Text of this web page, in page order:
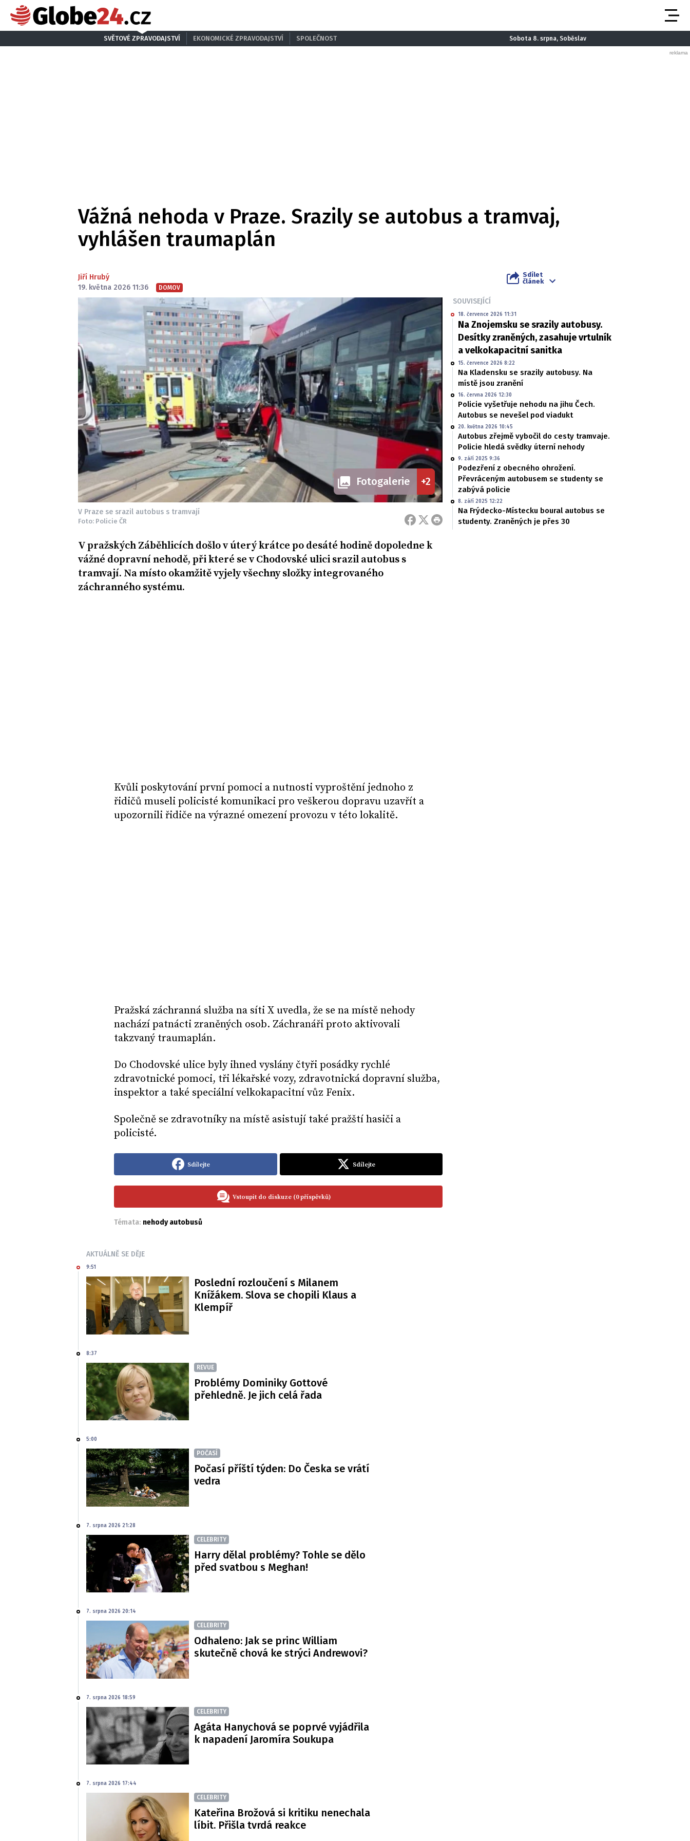
SVĚTOVÉ ZPRAVODAJSTVÍ EKONOMICKÉ ZPRAVODAJSTVÍ SPOLEČNOST Sobota 8. srpna, Soběslav
Vážná nehoda v Praze. Srazily se autobus a tramvaj,
vyhlášen traumaplán
Jiří Hrubý
19. května 2026 11:36
DOMOV
Sdílet
článek
Fotogalerie +2
V Praze se srazil autobus s tramvají
Foto: Policie ČR
V pražských Záběhlicích došlo v úterý krátce po desáté hodině dopoledne k
vážné dopravní nehodě, při které se v Chodovské ulici srazil autobus s
tramvají. Na místo okamžitě vyjely všechny složky integrovaného
záchranného systému.
Kvůli poskytování první pomoci a nutnosti vyproštění jednoho z
řidičů museli policisté komunikaci pro veškerou dopravu uzavřít a
upozornili řidiče na výrazné omezení provozu v této lokalitě.
Pražská záchranná služba na síti X uvedla, že se na místě nehody
nachází patnácti zraněných osob. Záchranáři proto aktivovali
takzvaný traumaplán.
Do Chodovské ulice byly ihned vyslány čtyři posádky rychlé
zdravotnické pomoci, tři lékařské vozy, zdravotnická dopravní služba,
inspektor a také speciální velkokapacitní vůz Fenix.
Společně se zdravotníky na místě asistují také pražští hasiči a
policisté.
Sdílejte Sdílejte
Vstoupit do diskuze (0 příspěvků)
Témata: nehody autobusů
SOUVISEJÍCÍ
18. července 2026 11:31
Na Znojemsku se srazily autobusy.
Desítky zraněných, zasahuje vrtulník
a velkokapacitní sanitka
15. července 2026 8:22
Na Kladensku se srazily autobusy. Na
místě jsou zranění
16. června 2026 12:30
Policie vyšetřuje nehodu na jihu Čech.
Autobus se nevešel pod viadukt
20. května 2026 10:45
Autobus zřejmě vybočil do cesty tramvaje.
Policie hledá svědky úterní nehody
9. září 2025 9:36
Podezření z obecného ohrožení.
Převráceným autobusem se studenty se
zabývá policie
8. září 2025 12:22
Na Frýdecko-Místecku boural autobus se
studenty. Zraněných je přes 30
AKTUÁLNĚ SE DĚJE
9:51
Poslední rozloučení s Milanem
Knížákem. Slova se chopili Klaus a
Klempíř
8:37
REVUE
Problémy Dominiky Gottové
přehledně. Je jich celá řada
5:00
POČASÍ
Počasí příští týden: Do Česka se vrátí
vedra
7. srpna 2026 21:28
CELEBRITY
Harry dělal problémy? Tohle se dělo
před svatbou s Meghan!
7. srpna 2026 20:14
CELEBRITY
Odhaleno: Jak se princ William
skutečně chová ke strýci Andrewovi?
7. srpna 2026 18:59
CELEBRITY
Agáta Hanychová se poprvé vyjádřila
k napadení Jaromíra Soukupa
7. srpna 2026 17:44
CELEBRITY
Kateřina Brožová si kritiku nenechala
líbit. Přišla tvrdá reakce